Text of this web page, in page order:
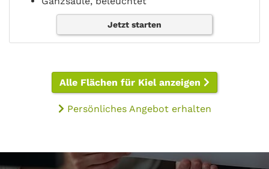
Jetzt starten
Alle Flächen für Kiel anzeigen
Persönliches Angebot erhalten